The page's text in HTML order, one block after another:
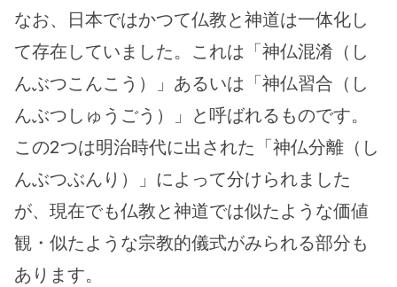
なお、日本ではかつて仏教と神道は一体化し
て存在していました。これは「神仏混淆（し
んぶつこんこう）」あるいは「神仏習合（し
んぶつしゅうごう）」と呼ばれるものです。
この2つは明治時代に出された「神仏分離（し
んぶつぶんり）」によって分けられました
が、現在でも仏教と神道では似たような価値
観・似たような宗教的儀式がみられる部分も
あります。